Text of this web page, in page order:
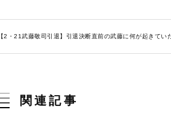
【2・21武藤敬司引退】引退決断直前の武藤に何が起きて
関連記事